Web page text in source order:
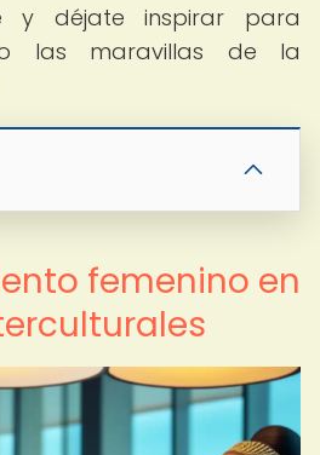
y déjate inspirar para
las maravillas de la
femenino en